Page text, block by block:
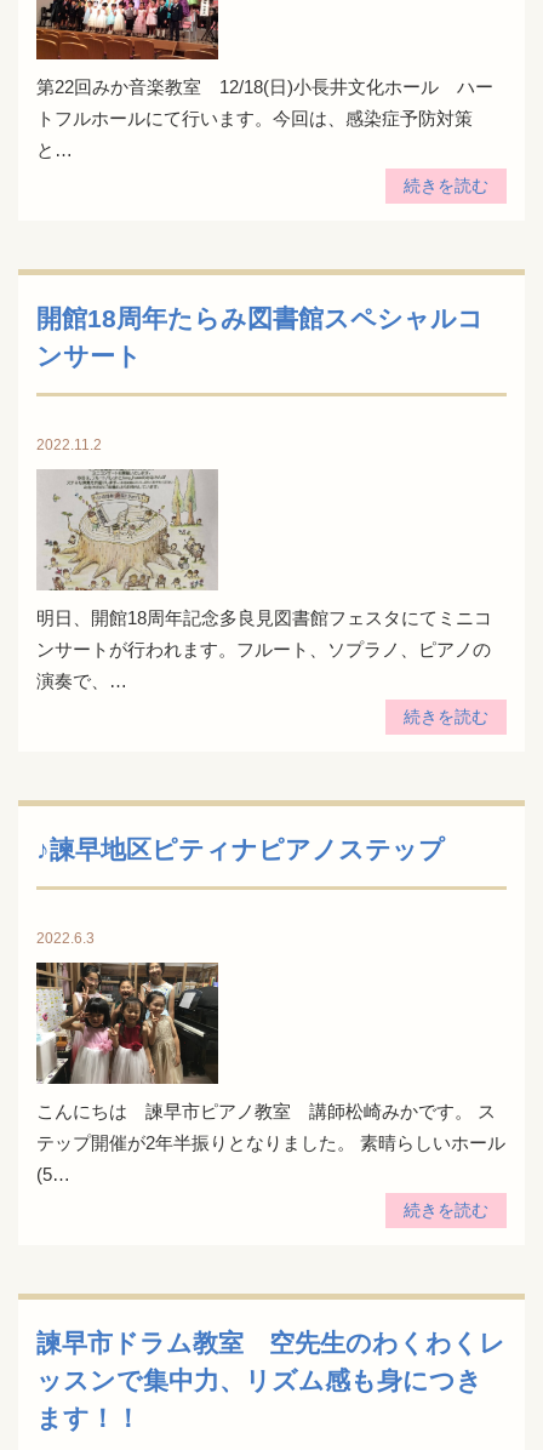
第22回みか音楽教室 12/18(日)小長井文化ホール ハー
トフルホールにて行います。今回は、感染症予防対策
と…
続きを読む
開館18周年たらみ図書館スペシャルコ
ンサート
2022.11.2
明日、開館18周年記念多良見図書館フェスタにてミニコ
ンサートが行われます。フルート、ソプラノ、ピアノの
演奏で、…
続きを読む
♪諫早地区ピティナピアノステップ
2022.6.3
こんにちは 諫早市ピアノ教室 講師松崎みかです。 ス
テップ開催が2年半振りとなりました。 素晴らしいホール
(5…
続きを読む
諫早市ドラム教室 空先生のわくわくレ
ッスンで集中力、リズム感も身につき
ます！！